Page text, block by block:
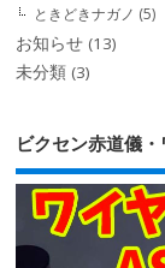
ときどきナガノ (5)
お知らせ (13)
未分類 (3)
ビクセン赤道儀